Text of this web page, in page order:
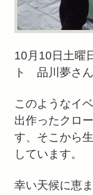
10月10日土曜
ト 品川夢さ
このようなイ
出作ったクロ
す、そこから
しています。
幸い天候に恵